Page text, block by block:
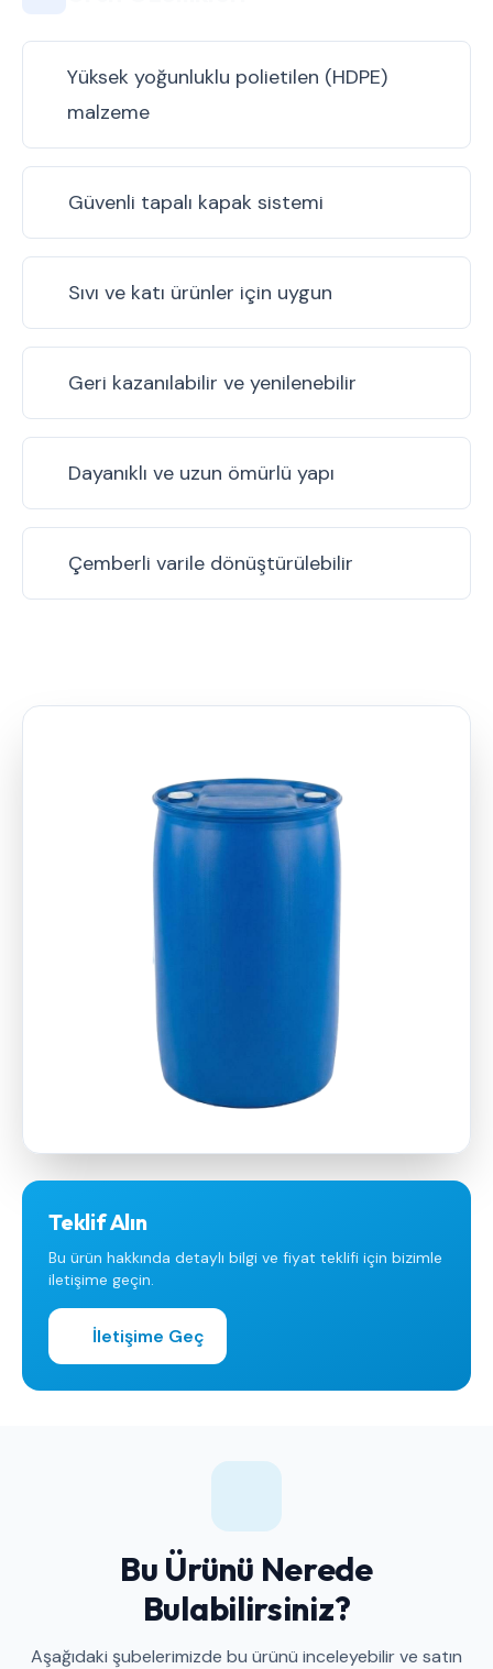
Yüksek yoğunluklu polietilen (HDPE)
malzeme
Güvenli tapalı kapak sistemi
Sıvı ve katı ürünler için uygun
Geri kazanılabilir ve yenilenebilir
Dayanıklı ve uzun ömürlü yapı
Çemberli varile dönüştürülebilir
Teklif Alın
Bu ürün hakkında detaylı bilgi ve fiyat teklifi için bizimle
iletişime geçin.
İletişime Geç
Bu Ürünü Nerede
Bulabilirsiniz?
Aşağıdaki şubelerimizde bu ürünü inceleyebilir ve satın